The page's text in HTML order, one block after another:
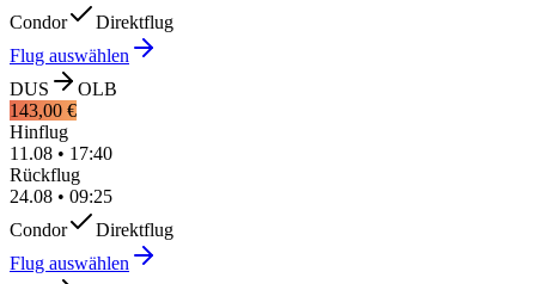
Condor
Direktflug
Flug auswählen
DUS
OLB
143,00 €
Hinflug
11.08 • 17:40
Rückflug
24.08 • 09:25
Condor
Direktflug
Flug auswählen